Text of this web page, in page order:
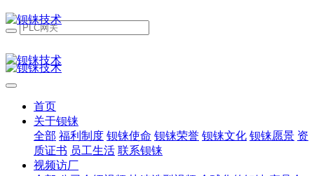
首页
关于钡铼
全部 福利制度 钡铼使命 钡铼荣誉 钡铼文化 钡铼愿景 资
质证书 员工生活 联系钡铼
视频访厂